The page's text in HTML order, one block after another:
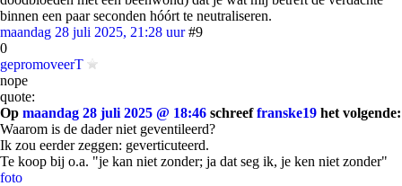
binnen een paar seconden hóórt te neutraliseren.
maandag 28 juli 2025, 21:28 uur #9
0
gepromoveerT
nope
quote:
Op maandag 28 juli 2025 @ 18:46 schreeffranske19 het volgende:
Waarom is de dader niet geventileerd?
Ik zou eerder zeggen: geverticuteerd.
Te koop bij o.a. "je kan niet zonder; ja dat seg ik, je ken niet zonder"
foto